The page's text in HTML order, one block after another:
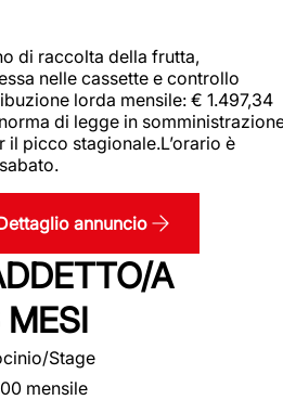
di raccolta della frutta,
nelle cassette e controllo
lorda mensile: € 1.497,34
di legge in
picco stagionale.L’orario è
annuncio
A
Stage
mensile